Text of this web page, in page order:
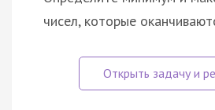
чисел, которые